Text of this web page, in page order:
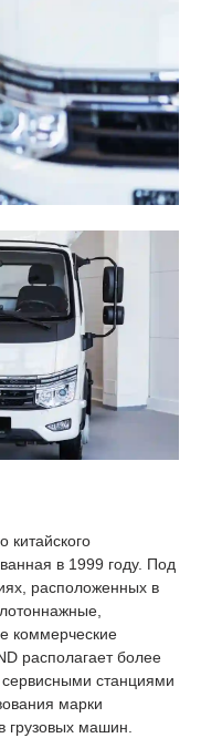
китайского
в 1999 году. Под
расположенных в
коммерческие
располагает более
станциями
марки
грузовых машин.